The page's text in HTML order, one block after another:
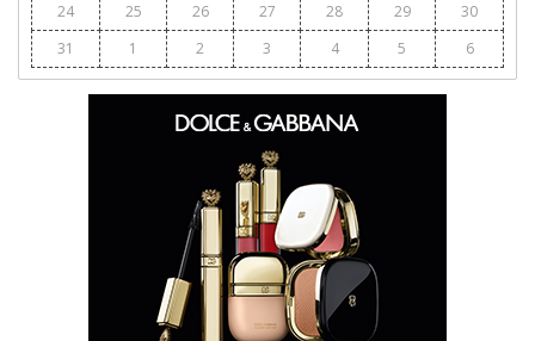
24
25 26 27 28 29
30
31
1 2 3 4 5 6